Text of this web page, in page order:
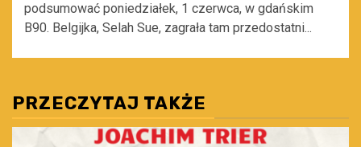
podsumować poniedziałek, 1 czerwca, w gdańskim
B90. Belgijka, Selah Sue, zagrała tam przedostatni...
PRZECZYTAJ TAKŻE